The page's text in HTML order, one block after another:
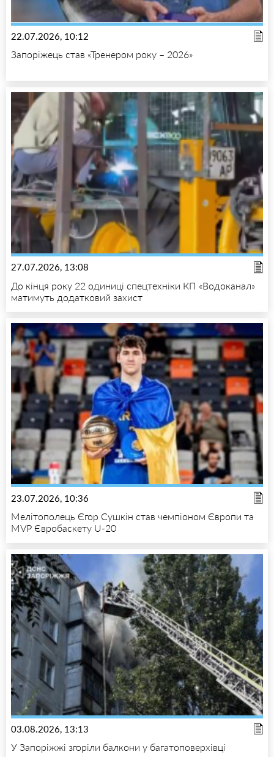
22.07.2026, 10:12
Запоріжець став «Тренером року – 2026»
27.07.2026, 13:08
До кінця року 22 одиниці спецтехніки КП «Водоканал»
матимуть додатковий захист
23.07.2026, 10:36
Мелітополець Єгор Сушкін став чемпіоном Європи та
MVP Євробаскету U-20
03.08.2026, 13:13
У Запоріжжі згоріли балкони у багатоповерхівці